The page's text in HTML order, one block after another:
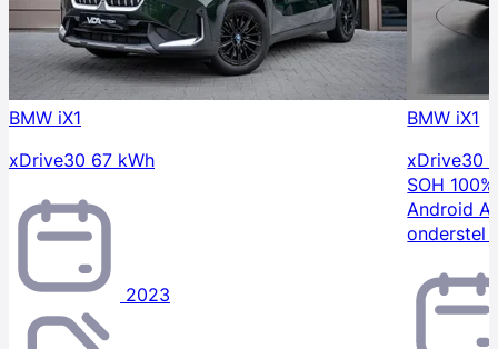
BMW iX1
xDrive30 67 kWh
2023
BMW iX1
xDrive30
SOH
Android
onderstel